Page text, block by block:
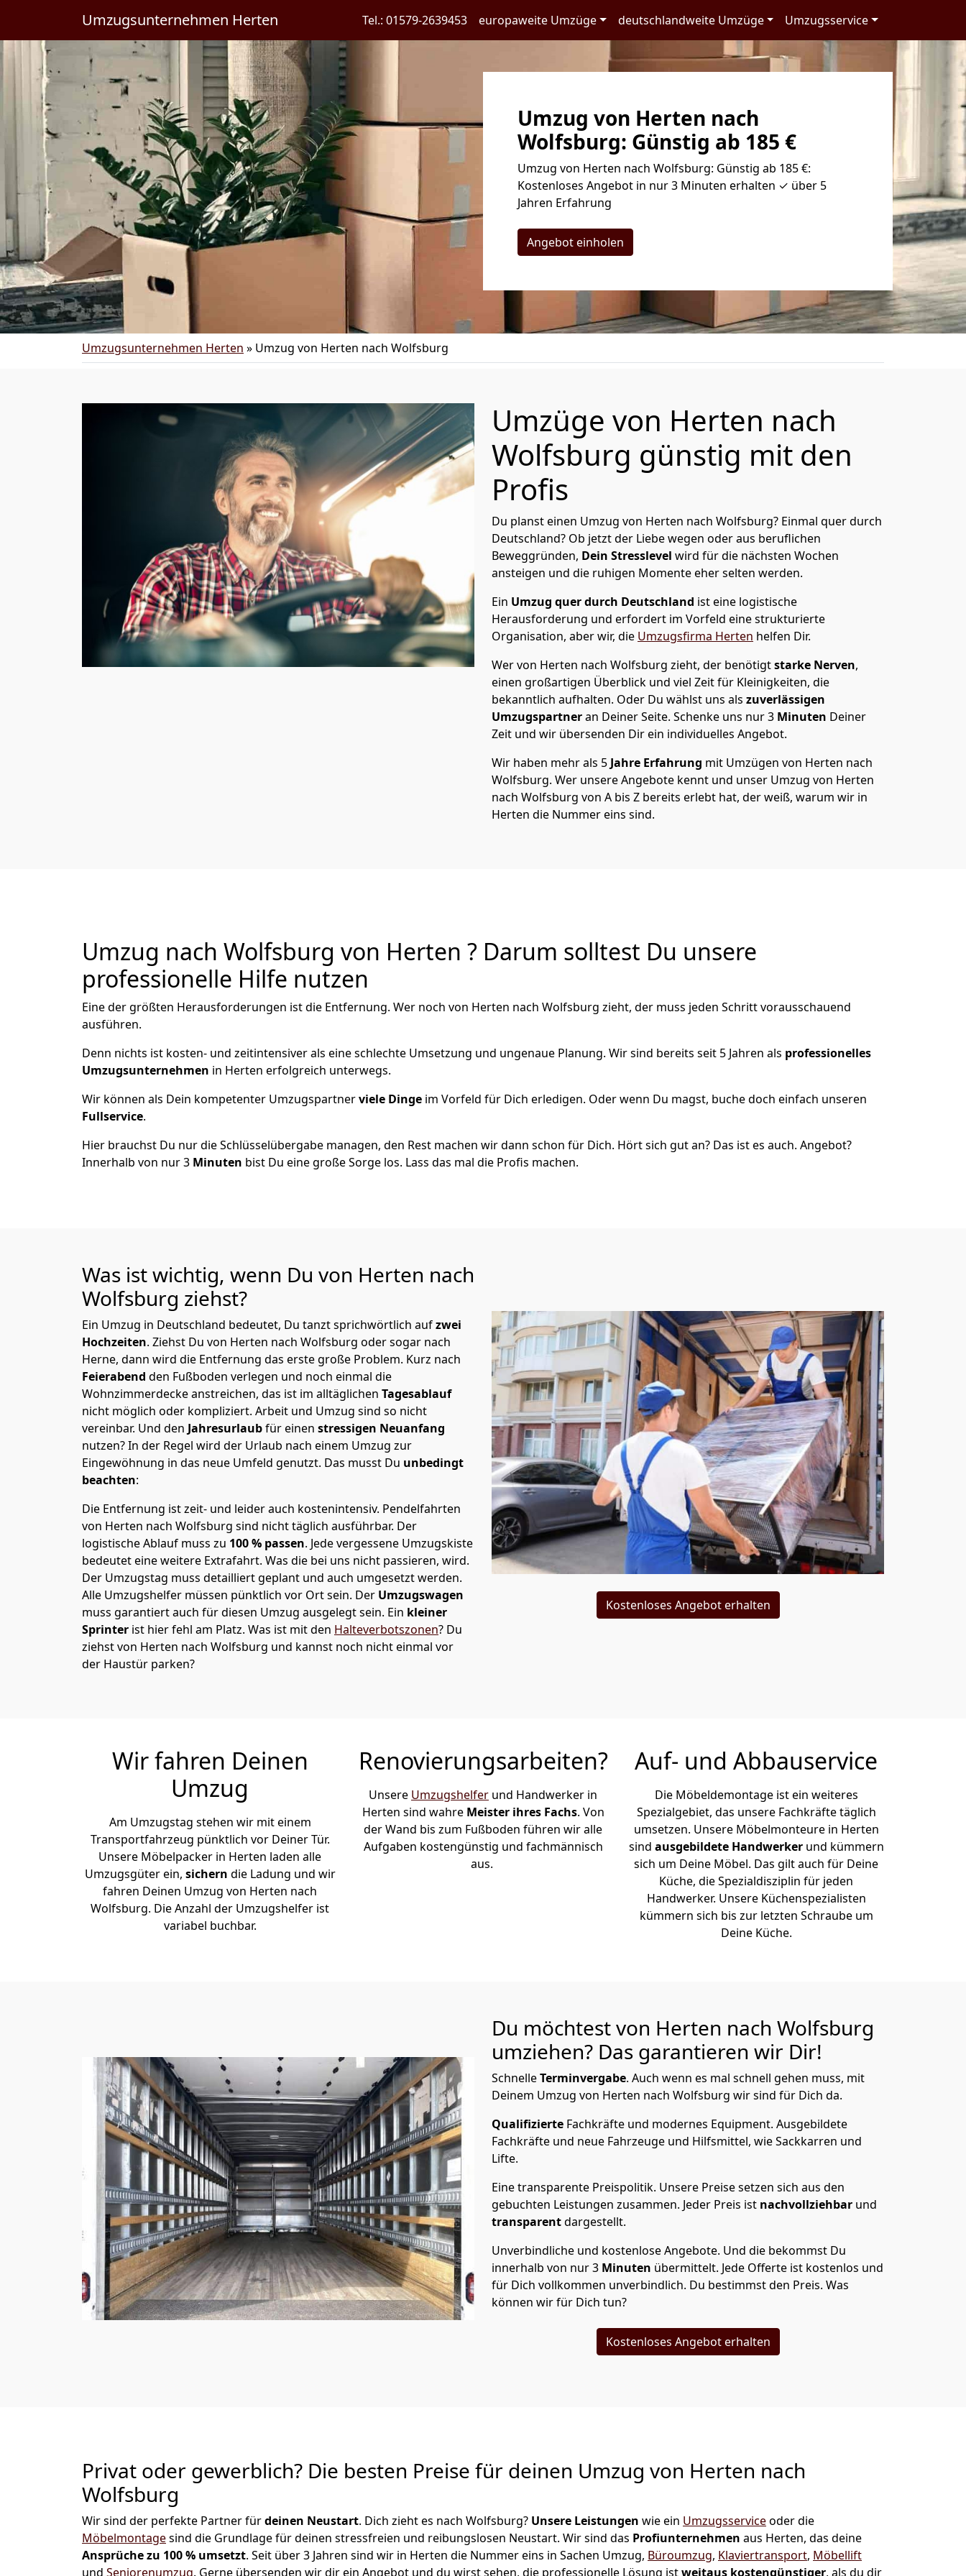
Umzugsunternehmen Herten Tel.: 01579-2639453 europaweite Umzüge deutschlandweite Umzüge Umzugsservice
Umzug von Herten nach
Wolfsburg: Günstig ab 185 €
Umzug von Herten nach Wolfsburg: Günstig ab 185 €:
Kostenloses Angebot in nur 3 Minuten erhalten ✓ über 5
Jahren Erfahrung
Angebot einholen
Umzugsunternehmen Herten » Umzug von Herten nach Wolfsburg
Umzüge von Herten nach
Wolfsburg günstig mit den
Profis
Du planst einen Umzug von Herten nach Wolfsburg? Einmal quer durch
Deutschland? Ob jetzt der Liebe wegen oder aus beruflichen
Beweggründen, Dein Stresslevel wird für die nächsten Wochen
ansteigen und die ruhigen Momente eher selten werden.
Ein Umzug quer durch Deutschland ist eine logistische
Herausforderung und erfordert im Vorfeld eine strukturierte
Organisation, aber wir, die Umzugsfirma Herten helfen Dir.
Wer von Herten nach Wolfsburg zieht, der benötigtstarke Nerven,
einen großartigen Überblick und viel Zeit für Kleinigkeiten, die
bekanntlich aufhalten. Oder Du wählst uns als zuverlässigen
Umzugspartneran Deiner Seite. Schenke uns nur3 Minuten Deiner
Zeit und wir übersenden Dir ein individuelles Angebot.
Wir haben mehr als 5 Jahre Erfahrung mit Umzügen von Herten nach
Wolfsburg. Wer unsere Angebote kennt und unser Umzug von Herten
nach Wolfsburg von A bis Z bereits erlebt hat, der weiß, warum wir in
Herten die Nummer eins sind.
Umzug nach Wolfsburg von Herten ? Darum solltest Du unsere
professionelle Hilfe nutzen
Eine der größten Herausforderungen ist die Entfernung. Wer noch von Herten nach Wolfsburg zieht, der muss jeden Schritt vorausschauend
ausführen.
Denn nichts ist kosten- und zeitintensiver als eine schlechte Umsetzung und ungenaue Planung. Wir sind bereits seit 5 Jahren als professionelles
Umzugsunternehmen in Herten erfolgreich unterwegs.
Wir können als Dein kompetenter Umzugspartnerviele Dinge im Vorfeld für Dich erledigen. Oder wenn Du magst, buche doch einfach unseren
Fullservice.
Hier brauchst Du nur die Schlüsselübergabe managen, den Rest machen wir dann schon für Dich. Hört sich gut an? Das ist es auch. Angebot?
Innerhalb von nur 3 Minuten bist Du eine große Sorge los. Lass das mal die Profis machen.
Was ist wichtig, wenn Du von Herten nach
Wolfsburg ziehst?
Ein Umzug in Deutschland bedeutet, Du tanzt sprichwörtlich aufzwei
Hochzeiten. Ziehst Du von Herten nach Wolfsburg oder sogar nach
Herne, dann wird die Entfernung das erste große Problem. Kurz nach
Feierabend den Fußboden verlegen und noch einmal die
Wohnzimmerdecke anstreichen, das ist im alltäglichen Tagesablauf
nicht möglich oder kompliziert. Arbeit und Umzug sind so nicht
vereinbar. Und den Jahresurlaubfür einen stressigen Neuanfang
nutzen? In der Regel wird der Urlaub nach einem Umzug zur
Eingewöhnung in das neue Umfeld genutzt. Das musst Du unbedingt
beachten:
Die Entfernung ist zeit- und leider auch kostenintensiv. Pendelfahrten
von Herten nach Wolfsburg sind nicht täglich ausführbar. Der
logistische Ablauf muss zu 100 % passen. Jede vergessene Umzugskiste
bedeutet eine weitere Extrafahrt. Was die bei uns nicht passieren, wird.
Der Umzugstag muss detailliert geplant und auch umgesetzt werden.
Alle Umzugshelfer müssen pünktlich vor Ort sein. Der Umzugswagen
muss garantiert auch für diesen Umzug ausgelegt sein. Ein kleiner
Sprinter ist hier fehl am Platz. Was ist mit den Halteverbotszonen? Du
ziehst von Herten nach Wolfsburg und kannst noch nicht einmal vor
der Haustür parken?
Kostenloses Angebot erhalten
Wir fahren Deinen
Umzug
Am Umzugstag stehen wir mit einem
Transportfahrzeug pünktlich vor Deiner Tür.
Unsere Möbelpacker in Herten laden alle
Umzugsgüter ein, sichern die Ladung und wir
fahren Deinen Umzug von Herten nach
Wolfsburg. Die Anzahl der Umzugshelfer ist
variabel buchbar.
Renovierungsarbeiten?
Unsere Umzugshelfer und Handwerker in
Herten sind wahre Meister ihres Fachs. Von
der Wand bis zum Fußboden führen wir alle
Aufgaben kostengünstig und fachmännisch
aus.
Auf- und Abbauservice
Die Möbeldemontage ist ein weiteres
Spezialgebiet, das unsere Fachkräfte täglich
umsetzen. Unsere Möbelmonteure in Herten
sind ausgebildete Handwerker und kümmern
sich um Deine Möbel. Das gilt auch für Deine
Küche, die Spezialdisziplin für jeden
Handwerker. Unsere Küchenspezialisten
kümmern sich bis zur letzten Schraube um
Deine Küche.
Du möchtest von Herten nach Wolfsburg
umziehen? Das garantieren wir Dir!
SchnelleTerminvergabe. Auch wenn es mal schnell gehen muss, mit
Deinem Umzug von Herten nach Wolfsburg wir sind für Dich da.
Qualifizierte Fachkräfte und modernes Equipment. Ausgebildete
Fachkräfte und neue Fahrzeuge und Hilfsmittel, wie Sackkarren und
Lifte.
Eine transparente Preispolitik. Unsere Preise setzen sich aus den
gebuchten Leistungen zusammen. Jeder Preis ist nachvollziehbar und
transparentdargestellt.
Unverbindliche und kostenlose Angebote. Und die bekommst Du
innerhalb von nur3 Minuten übermittelt. Jede Offerte ist kostenlos und
für Dich vollkommen unverbindlich. Du bestimmst den Preis. Was
können wir für Dich tun?
Kostenloses Angebot erhalten
Privat oder gewerblich? Die besten Preise für deinen Umzug von Herten nach
Wolfsburg
Wir sind der perfekte Partner fürdeinen Neustart. Dich zieht es nach Wolfsburg? Unsere Leistungen wie ein Umzugsserviceoder die
Möbelmontagesind die Grundlage für deinen stressfreien und reibungslosen Neustart. Wir sind das Profiunternehmen aus Herten, das deine
Ansprüche zu 100 % umsetzt. Seit über 3 Jahren sind wir in Herten die Nummer eins in Sachen Umzug, Büroumzug, Klaviertransport, Möbellift
und Seniorenumzug. Gerne übersenden wir dir ein Angebot und du wirst sehen, die professionelle Lösung istweitaus kostengünstiger, als du dir